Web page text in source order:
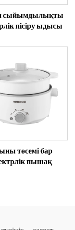
сыйымдылықты
пісіру ыдысы
төсемі бар
пышақ